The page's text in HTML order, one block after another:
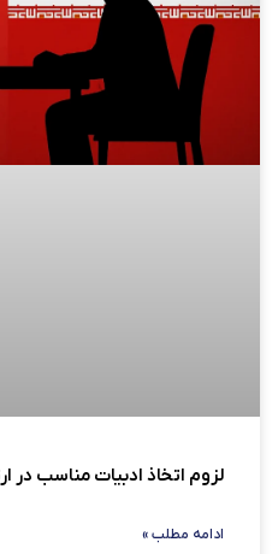
لزوم اتخاذ ادبیات مناسب در
ادامه مطلب »